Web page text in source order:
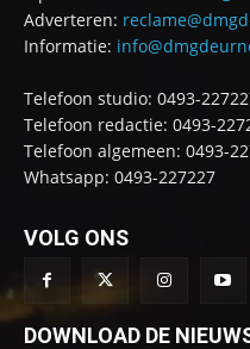
Adverteren:
Informatie:
Telefoon studio: 0493-
Telefoon redactie: 0493-
Telefoon algemeen: 0493-
Whatsapp: 0493-227227
VOLG ONS
DOWNLOAD DE